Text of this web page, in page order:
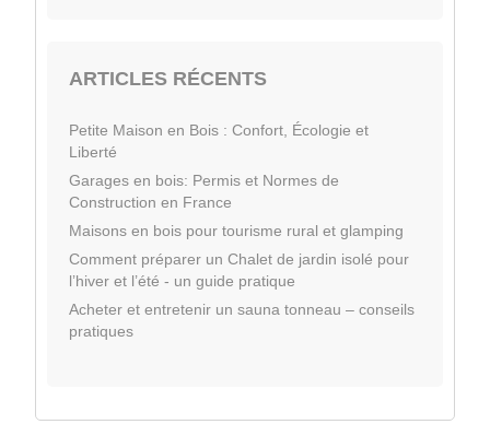
ARTICLES RÉCENTS
Petite Maison en Bois : Confort, Écologie et
Liberté
Garages en bois: Permis et Normes de
Construction en France
Maisons en bois pour tourisme rural et glamping
Comment préparer un Chalet de jardin isolé pour
l’hiver et l’été - un guide pratique
Acheter et entretenir un sauna tonneau – conseils
pratiques